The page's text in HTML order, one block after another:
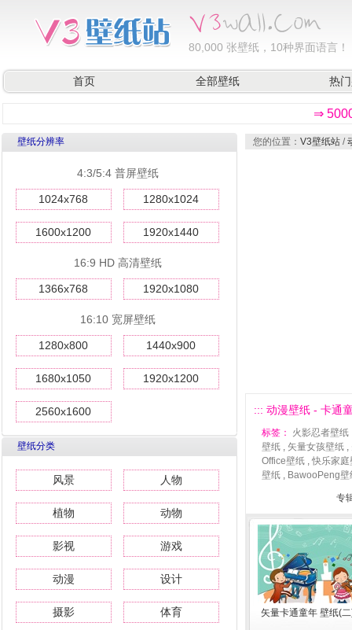
80,000 张壁纸，10种界面语言！
首页 全部壁纸 热
⇒
壁纸分辨率
4:3/5:4 普屏壁纸
1024x768 1280x1024
1600x1200 1920x1440
16:9 HD 高清壁纸
1366x768 1920x1080
16:10 宽屏壁纸
1280x800 1440x900
1680x1050 1920x1200
2560x1600
壁纸分类
风景 人物
植物 动物
影视 游戏
动漫 设计
摄影 体育
您的位置： V3壁纸站 /
::: 动漫壁纸 - 卡通
标签： 火影忍者壁纸
壁纸 , 矢量女孩壁纸 ,
Office壁纸 , 快乐家庭
壁纸 , BawooPeng壁
专
矢量卡通童年 壁纸(